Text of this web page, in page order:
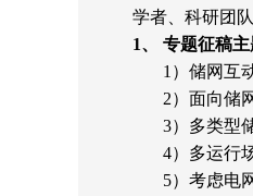
学者、科研团
1、 专题征稿
1）储网互
2）面向储
3）多类型
4）多运行
5）考虑电